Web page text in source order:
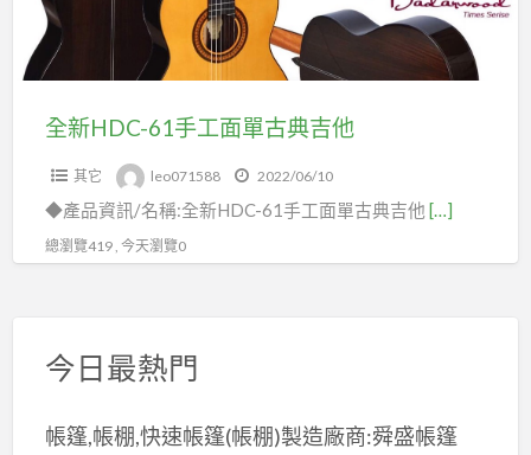
單
古
全新HDC-61手工面單古典吉他
其它 leo071588 2022/06/10
◆產品資訊/名稱:全新HDC-61手工面單古典吉他 […]
總瀏覽419 , 今天瀏覽0
今日最熱門
帳篷,帳棚,快速帳篷(帳棚)製造廠商:舜盛帳篷